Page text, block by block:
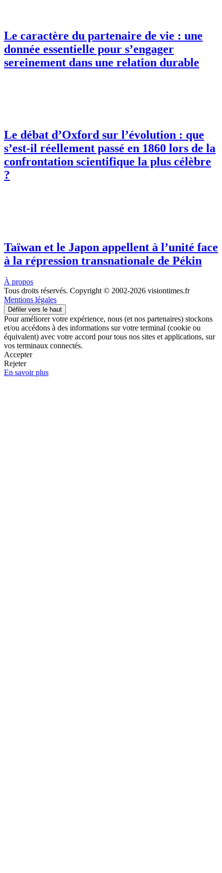
Le caractère du partenaire de vie : une
donnée essentielle pour s’engager
sereinement dans une relation durable
Le débat d’Oxford sur l’évolution : que
s’est-il réellement passé en 1860 lors de la
confrontation scientifique la plus célèbre
?
Taïwan et le Japon appellent à l’unité face
à la répression transnationale de Pékin
À propos
Tous droits réservés. Copyright © 2002-2026 visiontimes.fr
Mentions légales
Défiler vers le haut
Pour améliorer votre expérience, nous (et nos partenaires) stockons
et/ou accédons à des informations sur votre terminal (cookie ou
équivalent) avec votre accord pour tous nos sites et applications, sur
vos terminaux connectés.
Accepter
Rejeter
En savoir plus